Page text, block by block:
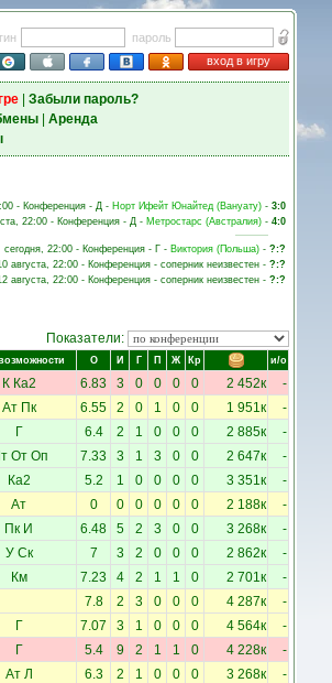
пароль
вход в игру
| Забыли пароль?
| Аренда
- Конференция - Д - Норт Ифейт Юнайтед (Вануату) - 3:0
22:00 - Конференция - Д - Метростарс (Австралия) - 4:0
сегодня, 22:00 - Конференция - Г - Виктория (Польша) - ?:?
августа, 22:00 - Конференция - соперник неизвестен - ?:?
августа, 22:00 - Конференция - соперник неизвестен - ?:?
Показатели:
О И Г П Ж Кр и/о
К Ка2 6.83 3 0 0 0 0 2 452к -
Ат Пк 6.55 2 0 1 0 0 1 951к -
Г 6.4 2 1 0 0 0 2 885к -
От Оп 7.33 3 1 3 0 0 2 647к -
Ка2 5.2 1 0 0 0 0 3 351к -
Ат 0 0 0 0 0 0 2 188к -
Пк И 6.48 5 2 3 0 0 3 268к -
У Ск 7 3 2 0 0 0 2 862к -
Км 7.23 4 2 1 1 0 2 701к -
7.8 2 3 0 0 0 4 287к -
Г 7.07 3 1 0 0 0 4 564к -
Г 5.4 9 2 1 1 0 4 228к -
Ат Л 6.3 2 1 0 0 0 3 268к -